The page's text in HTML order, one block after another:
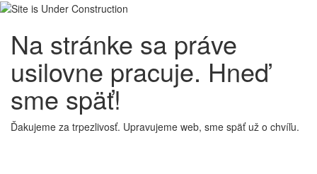
Na stránke sa práve
usilovne pracuje. Hneď
sme späť!
Ďakujeme za trpezlivosť. Upravujeme web, sme späť už o chvíľu.